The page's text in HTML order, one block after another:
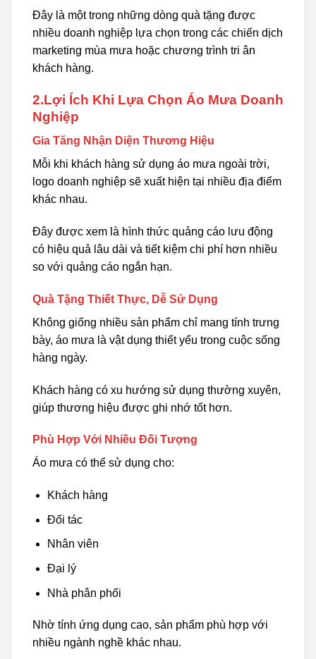
Đây là một trong những dòng quà tặng được
nhiều doanh nghiệp lựa chọn trong các chiến dịch
marketing mùa mưa hoặc chương trình tri ân
khách hàng.
2.Lợi Ích Khi Lựa Chọn Áo Mưa Doanh
Nghiệp
Gia Tăng Nhận Diện Thương Hiệu
Mỗi khi khách hàng sử dụng áo mưa ngoài trời,
logo doanh nghiệp sẽ xuất hiện tại nhiều địa điểm
khác nhau.
Đây được xem là hình thức quảng cáo lưu động
có hiệu quả lâu dài và tiết kiệm chi phí hơn nhiều
so với quảng cáo ngắn hạn.
Quà Tặng Thiết Thực, Dễ Sử Dụng
Không giống nhiều sản phẩm chỉ mang tính trưng
bày, áo mưa là vật dụng thiết yếu trong cuộc sống
hàng ngày.
Khách hàng có xu hướng sử dụng thường xuyên,
giúp thương hiệu được ghi nhớ tốt hơn.
Phù Hợp Với Nhiều Đối Tượng
Áo mưa có thể sử dụng cho:
Khách hàng
Đối tác
Nhân viên
Đại lý
Nhà phân phối
Nhờ tính ứng dụng cao, sản phẩm phù hợp với
nhiều ngành nghề khác nhau.